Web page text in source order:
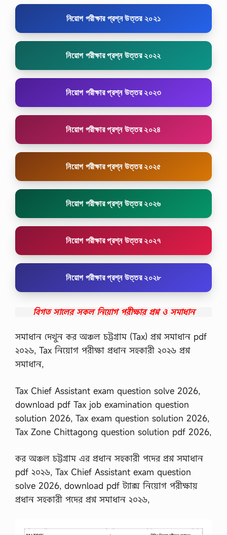
নিয়োগ পরীক্ষার প্রশ্ন উত্তর ২০২১
নিয়োগ পরীক্ষার প্রশ্ন উত্তর ২০২২
নিয়োগ পরীক্ষার প্রশ্ন উত্তর ২০২৩
নিয়োগ পরীক্ষার প্রশ্ন উত্তর ২০২৪
নিয়োগ পরীক্ষার প্রশ্ন উত্তর ২০২৫
নিয়োগ পরীক্ষার প্রশ্ন উত্তর ২০২৬
নিয়োগ পরীক্ষার প্রশ্ন উত্তর ২০২৭
নিয়োগ পরীক্ষার প্রশ্ন উত্তর ২০২৮
বিগত সালের সকল নিয়োগ পরীক্ষার প্রশ্ন ও সমাধান
সমাধান দেখুন কর অঞ্চল চট্টগ্রাম (Tax) প্রশ্ন সমাধান pdf
২০২৬, Tax নিয়োগ পরীক্ষা প্রধান সহকারী ২০২৬ প্রশ্ন
সমাধান,
Tax Chief Assistant exam question solve 2026,
download pdf Tax job examination question
solution 2026, Tax exam question solution 2026,
Tax Zone Chittagong question solution pdf 2026,
কর অঞ্চল চট্টগ্রাম এর প্রধান সহকারী পদের প্রশ্ন সমাধান
pdf ২০২৬, Tax Chief Assistant exam question
solve 2026, download pdf ট্যাক্স নিয়োগ পরীক্ষায়
প্রধান সহকারী পদের প্রশ্ন সমাধান ২০২৬,